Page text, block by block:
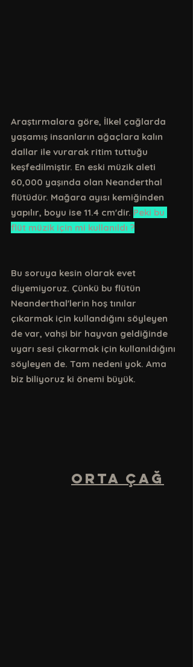
Araştırmalara göre, İlkel çağlarda
yaşamış insanların ağaçlara kalın
dallar ile vurarak ritim tuttuğu
keşfedilmiştir. En eski müzik aleti
60,000 yaşında olan Neanderthal
flütüdür. Mağara ayısı kemiğinden
yapılır, boyu ise 11.4 cm'dir. Peki bu
flüt müzik için mi kullanıldı ?
Bu soruya kesin olarak evet
diyemiyoruz. Çünkü bu flütün
Neanderthal'lerin hoş tınılar
çıkarmak için kullandığını söyleyen
de var, vahşi bir hayvan geldiğinde
uyarı sesi çıkarmak için kullanıldığını
söyleyen de. Tam nedeni yok. Ama
biz biliyoruz ki önemi büyük.
ORTA ÇAĞ